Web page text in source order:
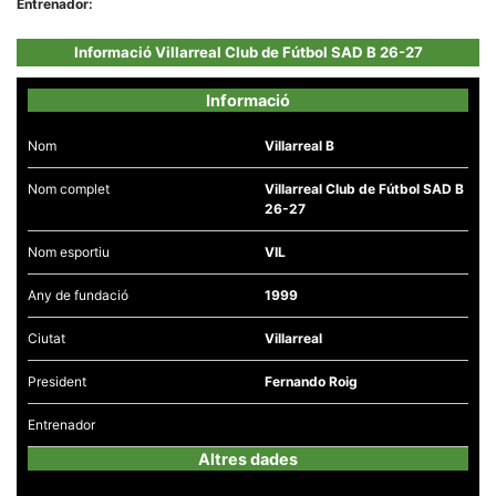
Entrenador:
Informació Villarreal Club de Fútbol SAD B 26-27
Informació
Nom Villarreal B
Nom complet
Villarreal Club de Fútbol SAD B
26-27
Nom esportiu VIL
Any de fundació 1999
Ciutat Villarreal
President Fernando Roig
Entrenador
Altres dades
estructura.
Experiència
Alguns
nostre lloc web
emmagatzemen
dades en el seu
permeten que el
lloc funcioni tan
bé com sigui
aquestes
cookies
algunes
funcionalitats